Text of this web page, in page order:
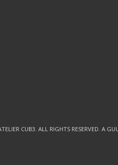
CUB3. ALL RIGHTS RESERVED. A